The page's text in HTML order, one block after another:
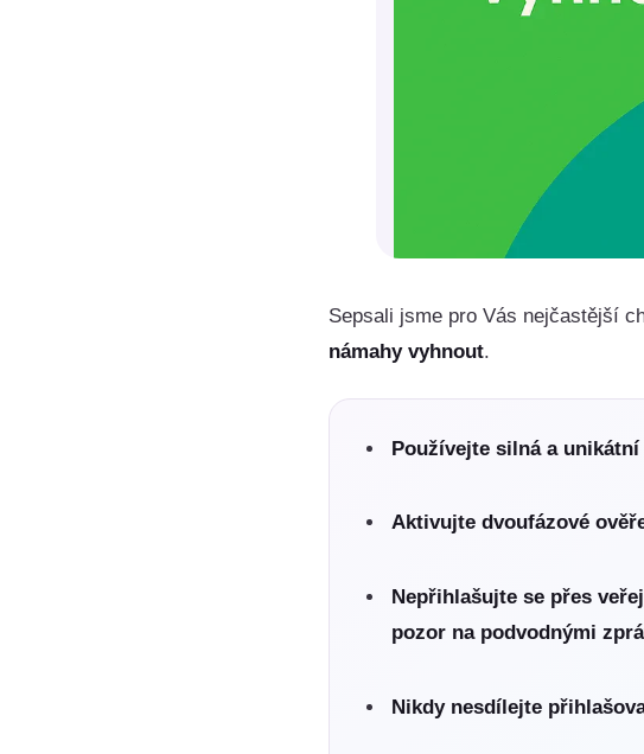
Sepsali jsme pro Vás nejčastější
námahy vyhnout.
Používejte silná a
Aktivujte dvoufázové
Nepřihlašujte se přes
pozor na podvodnými
Nikdy nesdílejte